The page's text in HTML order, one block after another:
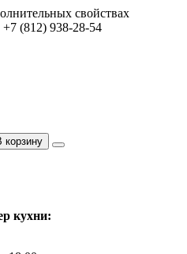
свойствах
(812) 938-28-54
корзину
кухни: